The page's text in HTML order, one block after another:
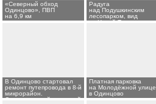
«Северный обход
Одинцово», ПВП
на 6,9 км
Радуга
над Подушкинским
лесопарком, вид
из Новой Трехгорки
В Одинцово стартовал
ремонт путепровода в 8-й
микрорайон.
С огороженной проезжей
Платная парковка
на Молодёжной улице
в Одинцово